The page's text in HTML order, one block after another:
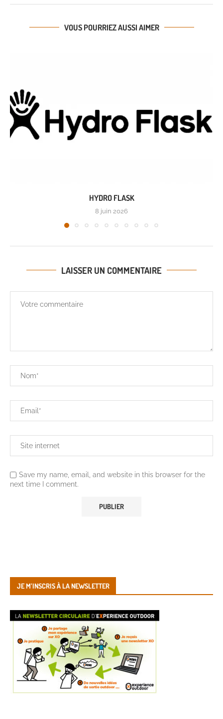
VOUS POURRIEZ AUSSI AIMER
HYDRO FLASK
8 juin 2026
LAISSER UN COMMENTAIRE
Save my name, email, and website in this browser for the
next time I comment.
JE M’INSCRIS À LA NEWSLETTER